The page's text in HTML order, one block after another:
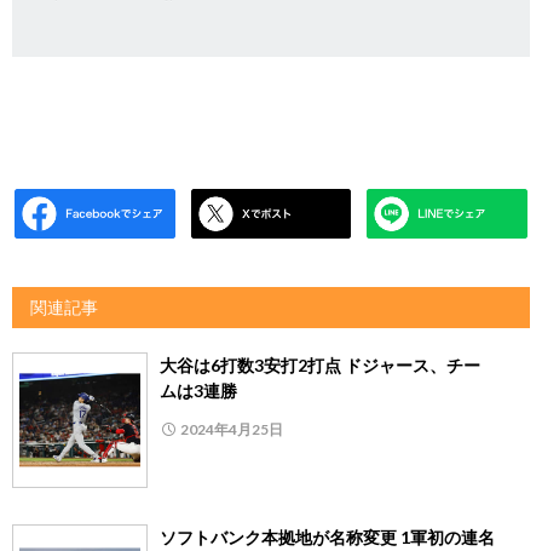
関連記事
大谷は6打数3安打2打点 ドジャース、チー
ムは3連勝
2024年4月25日
ソフトバンク本拠地が名称変更 1軍初の連名